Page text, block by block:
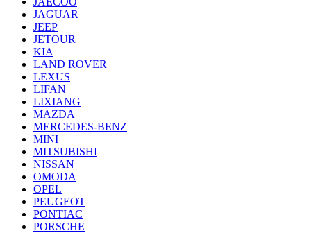
JAGUAR
JEEP
JETOUR
KIA
LAND ROVER
LEXUS
LIFAN
LIXIANG
MAZDA
MERCEDES-BENZ
MINI
MITSUBISHI
NISSAN
OMODA
OPEL
PEUGEOT
PONTIAC
PORSCHE